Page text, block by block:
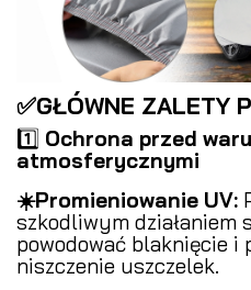
✅GŁÓWNE ZALETY
1️⃣ Ochrona przed
atmosferycznymi
☀️Promieniowanie UV:
szkodliwym działaniem
powodować blaknięcie i
niszczenie uszczelek.